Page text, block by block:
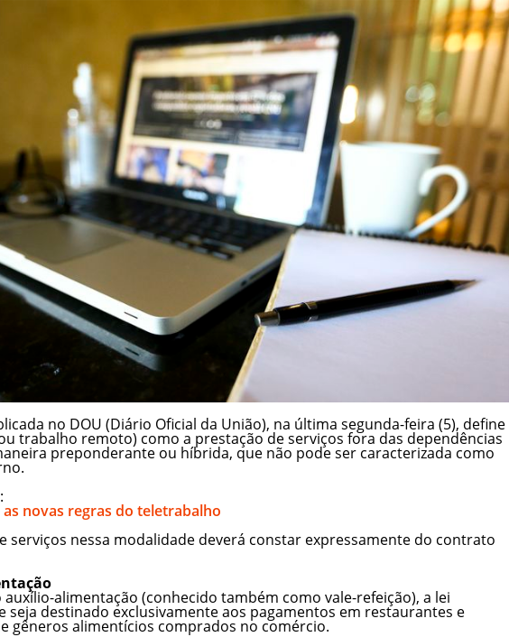
no DOU (Diário Oficial da União), na última segunda-feira (5), define
trabalho remoto) como a prestação de serviços fora das dependências
preponderante ou híbrida, que não pode ser caracterizada como
:
as novas regras do teletrabalho
serviços nessa modalidade deverá constar expressamente do contrato
auxílio-alimentação (conhecido também como vale-refeição), a lei
seja destinado exclusivamente aos pagamentos em restaurantes e
gêneros alimentícios comprados no comércio.